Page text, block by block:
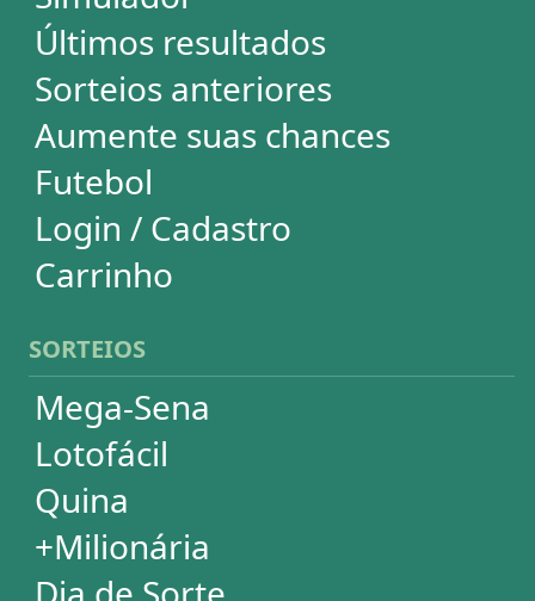
ESTATÍSTICAS
Mega-Sena
Lotofácil
Quina
+Milionária
Dia de Sorte
Timemania
Dupla-Sena
Lotomania
Powerball
Mega Millions
Euromillions